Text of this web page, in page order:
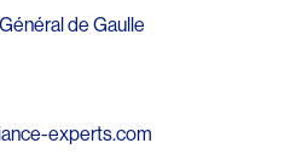
de Gaulle
experts.com